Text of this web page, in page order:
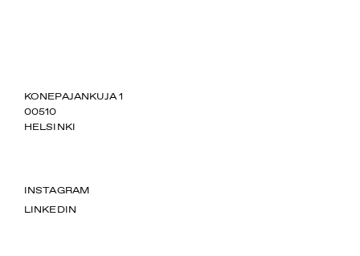
SUOMIAREENA
KONEPAJANKUJA 1
00510
HELSINKI
INSTAGRAM
LINKEDIN